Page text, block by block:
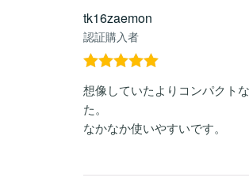
tk16zaemon
認証購入者
5段階中
評価
想像していたよりコンパクト
た。
なかなか使いやすいです。